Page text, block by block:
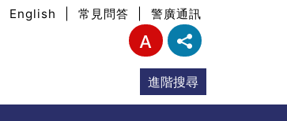
English 常見問答 警廣通訊
進階搜尋